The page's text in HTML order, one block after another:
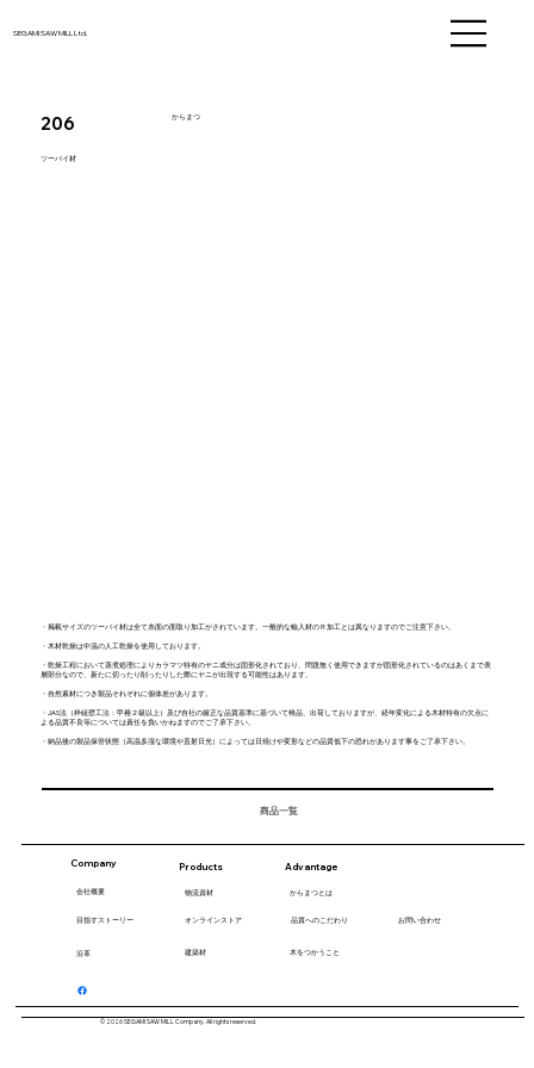
SEGAMI SAW MILL Ltd.
206
ツーバイ材
からまつ
・掲載サイズのツーバイ材は全て糸面の面取り加工がされています。一般的な輸入材のＲ加工とは異なりますのでご注意下さい。
・木材乾燥は中温の人工乾燥を使用しております。
・乾燥工程において蒸煮処理によりカラマツ特有のヤニ成分は固形化されており、問題無く使用できますが固形化されているのはあくまで表
層部分なので、新たに切ったり削ったりした際にヤニが出現する可能性はあります。
・自然素材につき製品それぞれに個体差があります。
・JAS法（枠組壁工法：甲種２級以上）及び自社の厳正な品質基準に基づいて検品、出荷しておりますが、経年変化による木材特有の欠点に
よる品質不良等については責任を負いかねますのでご了承下さい。
・納品後の製品保管状態（高温多湿な環境や直射日光）によっては日焼けや変形などの品質低下の恐れがあります事をご了承下さい。
商品一覧
Company Products Advantage
会社概要 ​物流資材 からまつとは
沿革
​目指すストーリー
建築材
オンラインストア
木をつかうこと
品質へのこだわり お問い合わせ
© 2026 SEGAMI SAW MILL Company. All rights reserved.